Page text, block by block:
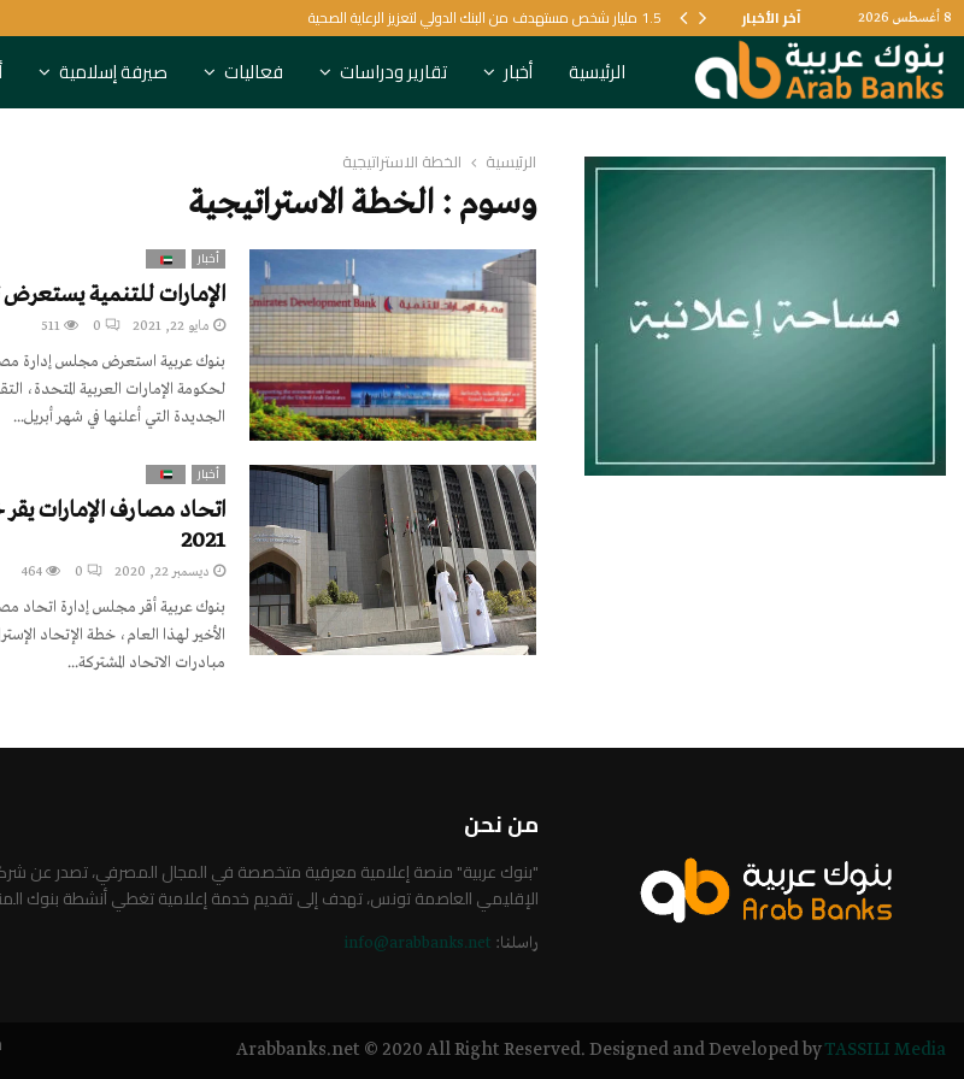
8 أغسطس 2026 آخر الأخبار 1.5 مليار شخص مستهدف من البنك الدولي لتعزيز الرعاية الصحية
الرئيسية أخبار تقارير ودراسات فعاليات صيرفة إسلامية
الرئيسية الخطة الاستراتيجية
وسوم : الخطة الاستراتيجية
أخبار
الإمارات للتنمية يستعرض
مايو 22, 2021 0
511
بنوك عربية استعرض مجلس إدارة
لحكومة الإمارات العربية المتحدة،
الجديدة التي أعلنها في شهر أبريل...
أخبار
اتحاد مصارف الإمارات
2021
ديسمبر 22, 2020 0
464
بنوك عربية أقر مجلس إدارة اتحاد
مبادرات الاتحاد المشتركة...
من نحن
"بنوك عربية" منصة إعلامية معرفية متخصصة في المجال المصرفي، تصدر عن
الإقليمي العاصمة تونس، تهدف إلى تقديم خدمة إعلامية تغطي أنشطة بنوك
راسلنا: info@arabbanks.net
Arabbanks.net © 2020 All Right Reserved. Designed and Developed byTASSILI Media